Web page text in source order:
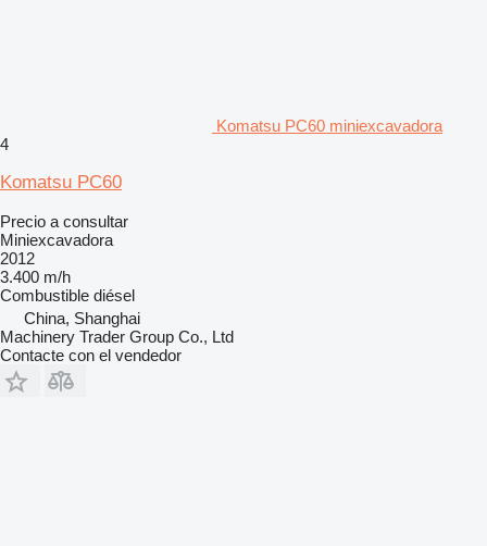
Komatsu PC60 miniexcavadora
4
Komatsu PC60
Precio a consultar
Miniexcavadora
2012
3.400 m/h
Combustible diésel
China, Shanghai
Machinery Trader Group Co., Ltd
Contacte con el vendedor